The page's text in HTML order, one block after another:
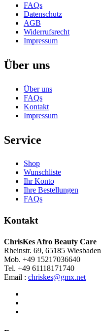
FAQs
Datenschutz
AGB
Widerrufsrecht
Impressum
Über uns
Über uns
FAQs
Kontakt
Impressum
Service
Shop
Wunschliste
Ihr Konto
Ihre Bestellungen
FAQs
Kontakt
ChrisKes Afro Beauty Care
Rheinstr. 69, 65185 Wiesbaden
Mob. +49 15217036640
Tel. +49 61118171740
Email : chriskes@gmx.net